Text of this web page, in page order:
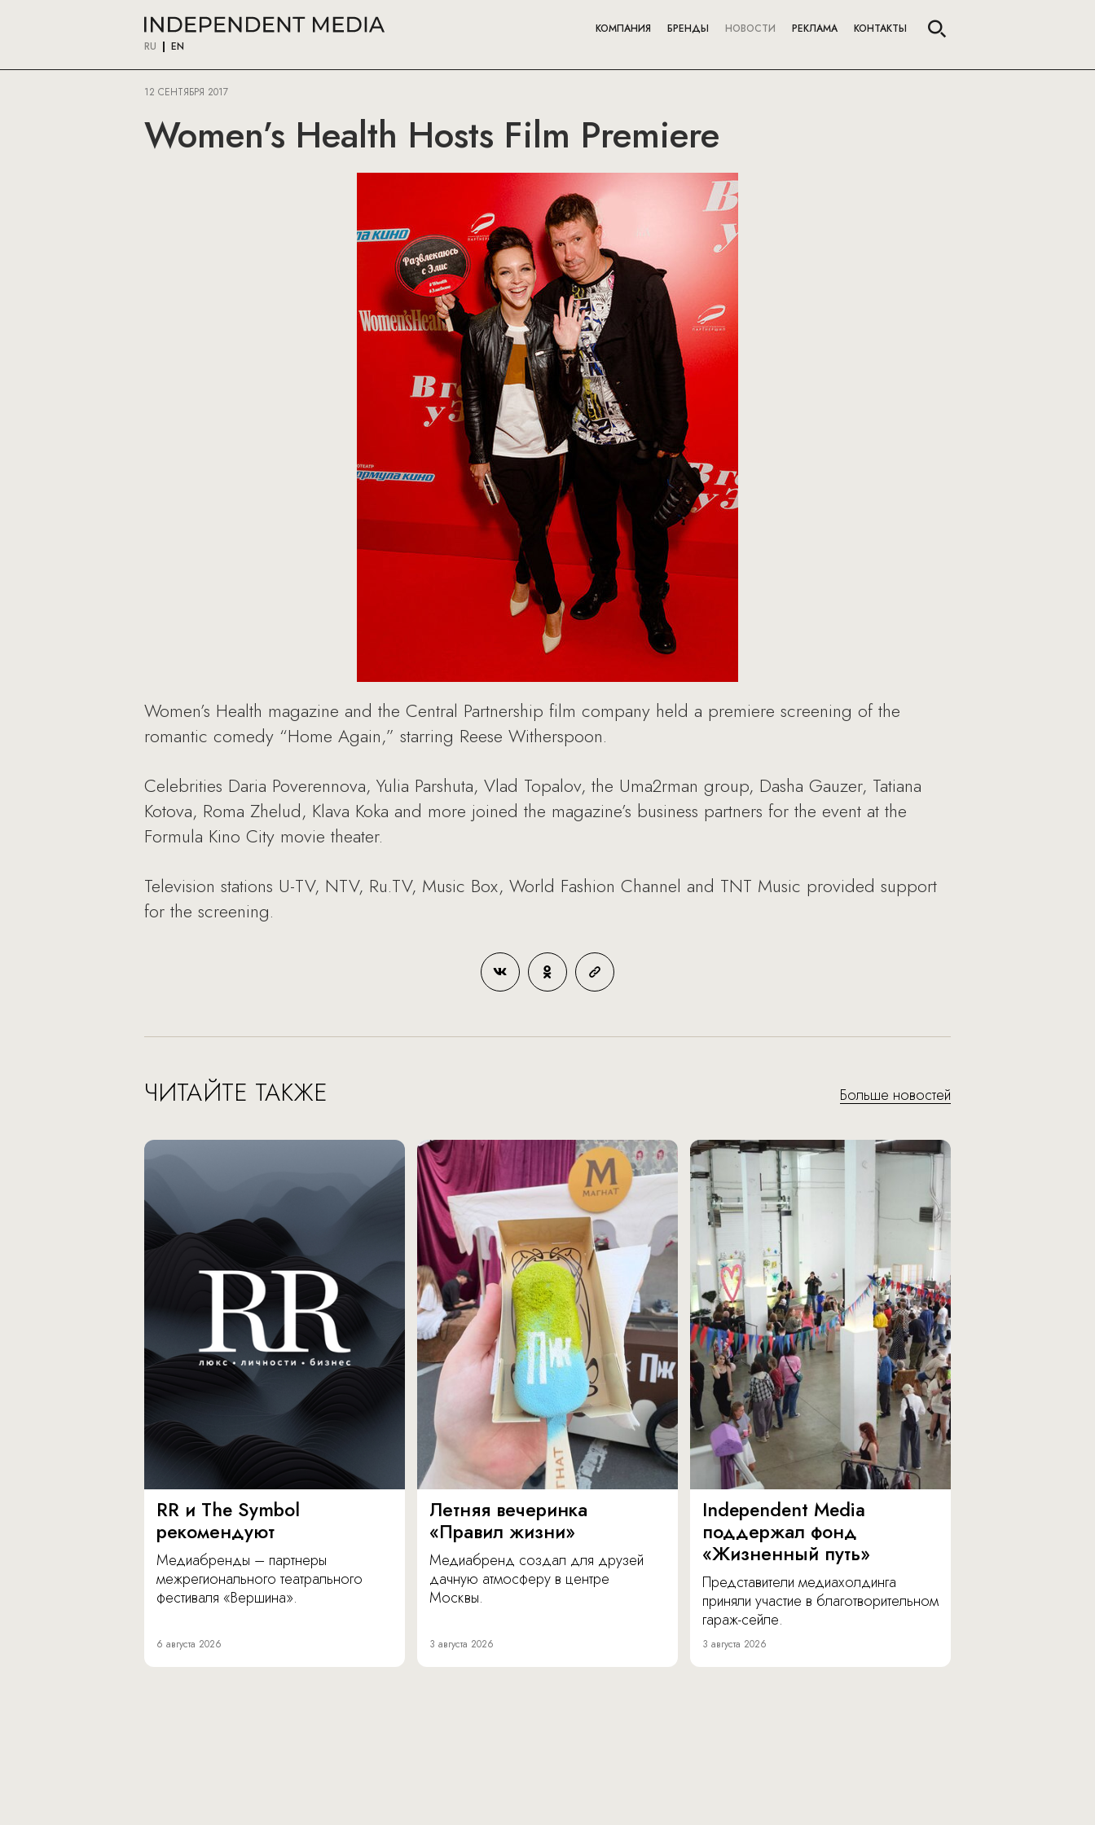
RU EN
КОМПАНИЯ БРЕНДЫ НОВОСТИ РЕКЛАМА КОНТАКТЫ
12 СЕНТЯБРЯ 2017
Women’s Health Hosts Film Premiere
Women’s Health magazine and the Central Partnership film company held a premiere screening of the
romantic comedy “Home Again,” starring Reese Witherspoon.
Celebrities Daria Poverennova, Yulia Parshuta, Vlad Topalov, the Uma2rman group, Dasha Gauzer, Tatiana
Kotova, Roma Zhelud, Klava Koka and more joined the magazine’s business partners for the event at the
Formula Kino City movie theater.
Television stations U-TV, NTV, Ru.TV, Music Box, World Fashion Channel and TNT Music provided support
for the screening.
ЧИТАЙТЕ ТАКЖЕ Больше новостей
RR и The Symbol
рекомендуют
Медиабренды – партнеры
межрегионального театрального
фестиваля «Вершина».
6 августа 2026
Летняя вечеринка
«Правил жизни»
Медиабренд создал для друзей
дачную атмосферу в центре
Москвы.
3 августа 2026
Independent Media
поддержал фонд
«Жизненный путь»
Представители медиахолдинга
приняли участие в благотворительном
гараж-сейле.
3 августа 2026